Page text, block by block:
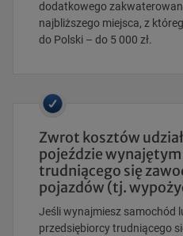
dodatkowego
najbliższego miejsca, z
do Polski – do 5 000 zł.
Zwrot kosztów
pojeździe
trudniącego się
pojazdów (tj.
Jeśli wynajmiesz samochód
przedsiębiorcy trudniącego